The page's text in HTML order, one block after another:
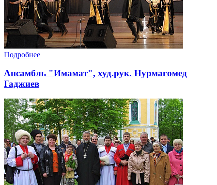
Подробнее
Ансамбль "Имамат", худ.рук. Нурмагомед
Гаджиев